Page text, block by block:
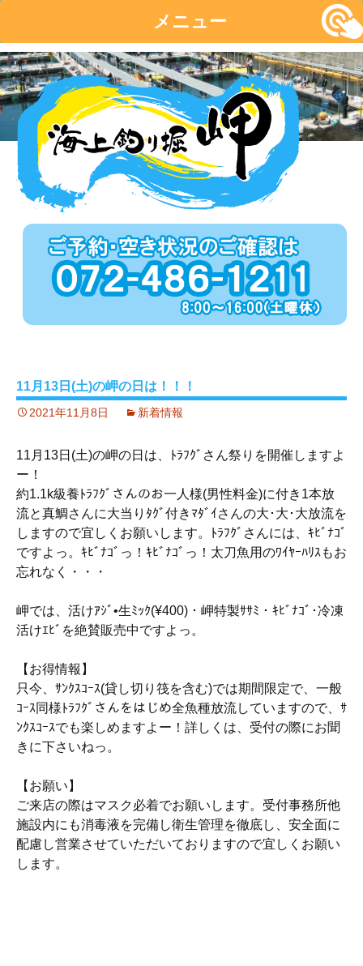
メニュー
コ
ン
テ
ン
11月13日(土)の岬の日は！！！
2021年11月8日 新着情報
11月13日(土)の岬の日は、ﾄﾗﾌｸﾞさん祭りを開催しますよ
ー！
約1.1k級養ﾄﾗﾌｸﾞさんのお一人様(男性料金)に付き1本放
流と真鯛さんに大当りﾀｸﾞ付きﾏﾀﾞｲさんの大･大･大放流を
しますので宜しくお願いします。ﾄﾗﾌｸﾞさんには、ｷﾋﾞﾅｺﾞ
ですよっ。ｷﾋﾞﾅｺﾞっ！ｷﾋﾞﾅｺﾞっ！太刀魚用のﾜｲﾔｰﾊﾘｽもお
忘れなく・・・
岬では、活けｱｼﾞ•生ﾐｯｸ(¥400)・岬特製ｻｻﾐ・ｷﾋﾞﾅｺﾞ･冷凍
活けｴﾋﾞを絶賛販売中ですよっ。
【お得情報】
只今、ｻﾝｸｽｺｰｽ(貸し切り筏を含む)では期間限定で、一般
ｺｰｽ同様ﾄﾗﾌｸﾞさんをはじめ全魚種放流していますので、ｻ
ﾝｸｽｺｰｽでも楽しめますよー！詳しくは、受付の際にお聞
きに下さいねっ。
【お願い】
ご来店の際はマスク必着でお願いします。受付事務所他
施設内にも消毒液を完備し衛生管理を徹底し、安全面に
配慮し営業させていただいておりますので宜しくお願い
します。